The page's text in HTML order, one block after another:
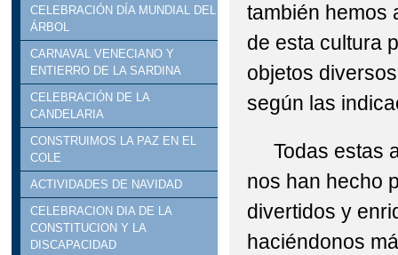
CELEBRACIÓN DÍA MUNDIAL DEL
ÁRBOL
CARNAVAL VENECIANO Y
ENTIERRO DE LA SARDINA
CELEBRACIÓN DE LA
CANDELARIA
CONSTRUIMOS LA PAZ EN EL
COLE
ACTIVIDADES DE NAVIDAD
CELEBRACION DIA DE LA
CONSTITUCION Y LA
DISCAPACIDAD
también hemos
de esta cultura
objetos
según las
Todas estas
nos han hecho
divertidos y
haciéndonos